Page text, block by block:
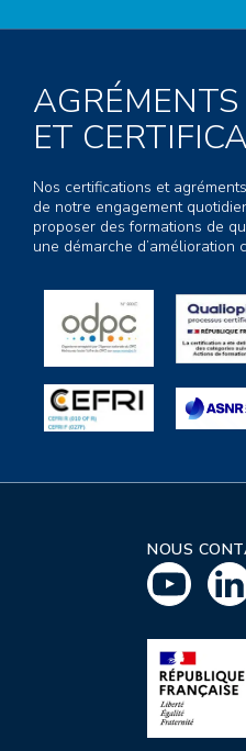
AGRÉMENTS
ET
Nos certifications et
de notre engagement
proposer des formations de
une démarche d’amélioration
NOUS